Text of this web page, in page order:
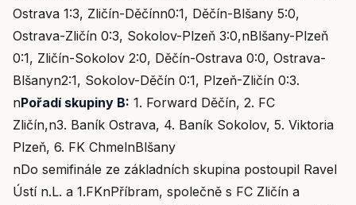
Ostrava 1:3, Zličín-Děčínn0:1, Děčín-Blšany 5:0,
Ostrava-Zličín 0:3, Sokolov-Plzeň 3:0,nBlšany-Plzeň
0:1, Zličín-Sokolov 2:0, Děčín-Ostrava 0:0, Ostrava-
Blšanyn2:1, Sokolov-Děčín 0:1, Plzeň-Zličín 0:3.
nPořadí skupiny B: 1. Forward Děčín, 2. FC
Zličín,n3. Baník Ostrava, 4. Baník Sokolov, 5. Viktoria
Plzeň, 6. FK ChmelnBlšany
nDo semifinále ze základních skupina postoupil Ravel
Ústí n.L. a 1.FKnPříbram, společně s FC Zličín a